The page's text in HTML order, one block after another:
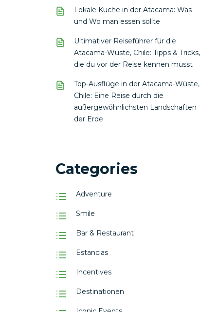
Lokale Küche in der Atacama: Was
und Wo man essen sollte
Ultimativer Reiseführer für die
Atacama-Wüste, Chile: Tipps & Tricks,
die du vor der Reise kennen musst
Top-Ausflüge in der Atacama-Wüste,
Chile: Eine Reise durch die
außergewöhnlichsten Landschaften
der Erde
Categories
Adventure
Smile
Bar & Restaurant
Estancias
Incentives
Destinationen